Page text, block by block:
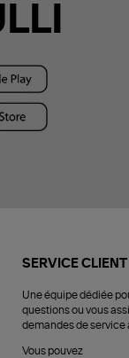
SERVICE CLIENT
Une équipe dédiée
questions ou vous
demandes de service
Vous pouvez